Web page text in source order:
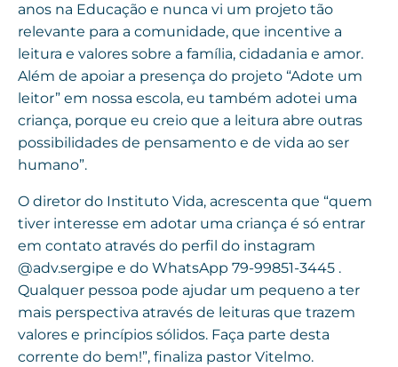
anos na Educação e nunca vi um projeto tão
relevante para a comunidade, que incentive a
leitura e valores sobre a família, cidadania e amor.
Além de apoiar a presença do projeto “Adote um
leitor” em nossa escola, eu também adotei uma
criança, porque eu creio que a leitura abre outras
possibilidades de pensamento e de vida ao ser
humano”.
O diretor do Instituto Vida, acrescenta que “quem
tiver interesse em adotar uma criança é só entrar
em contato através do perfil do instagram
@adv.sergipe e do WhatsApp 79-99851-3445 .
Qualquer pessoa pode ajudar um pequeno a ter
mais perspectiva através de leituras que trazem
valores e princípios sólidos. Faça parte desta
corrente do bem!”, finaliza pastor Vitelmo.